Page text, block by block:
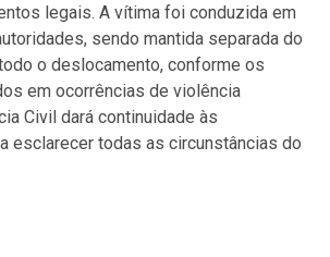
legais. A vítima foi conduzida em
sendo mantida separada do
o deslocamento, conforme os
em ocorrências de violência
Civil dará continuidade às
esclarecer todas as circunstâncias do